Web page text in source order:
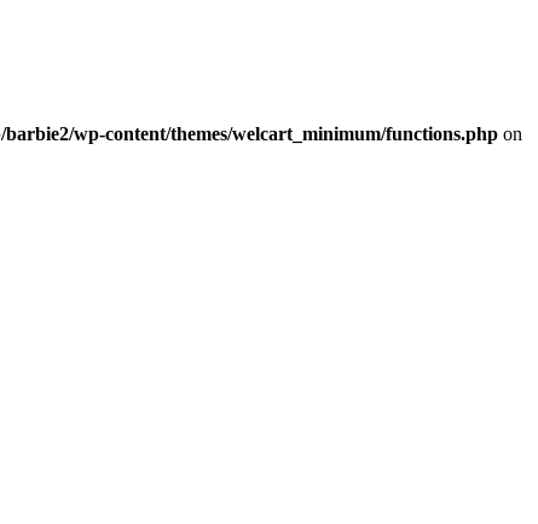
barbie2/wp-content/themes/welcart_minimum/functions.php on